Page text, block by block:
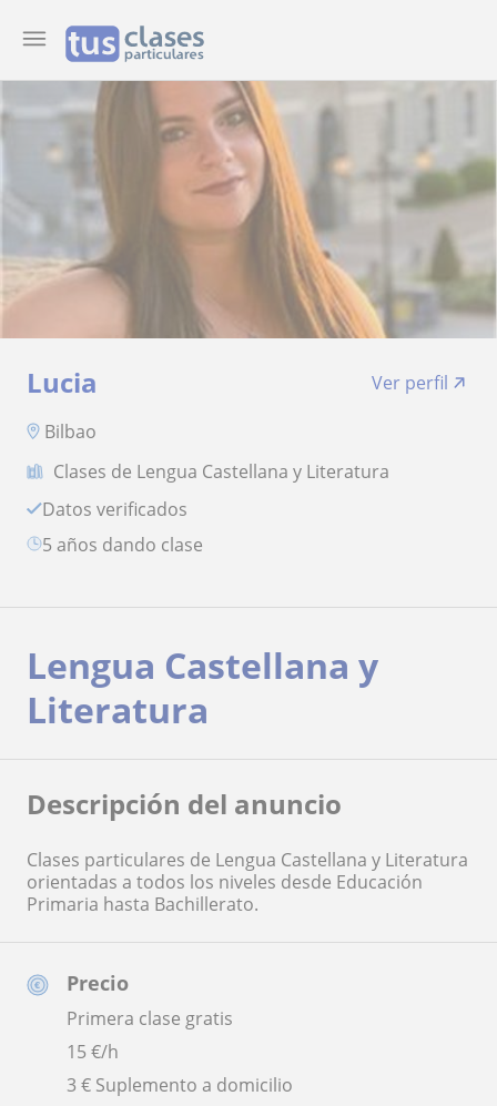
Lucia
Ver perfil
Bilbao
Clases de Lengua Castellana y Literatura
Datos verificados
5 años dando clase
Precio
Primera clase gratis
15€/h
3 € Suplemento a domicilio
Lengua Castellana y
Literatura
Descripción del anuncio
Clases particulares de Lengua Castellana y Literatura
orientadas a todos los niveles desde Educación
Primaria hasta Bachillerato.